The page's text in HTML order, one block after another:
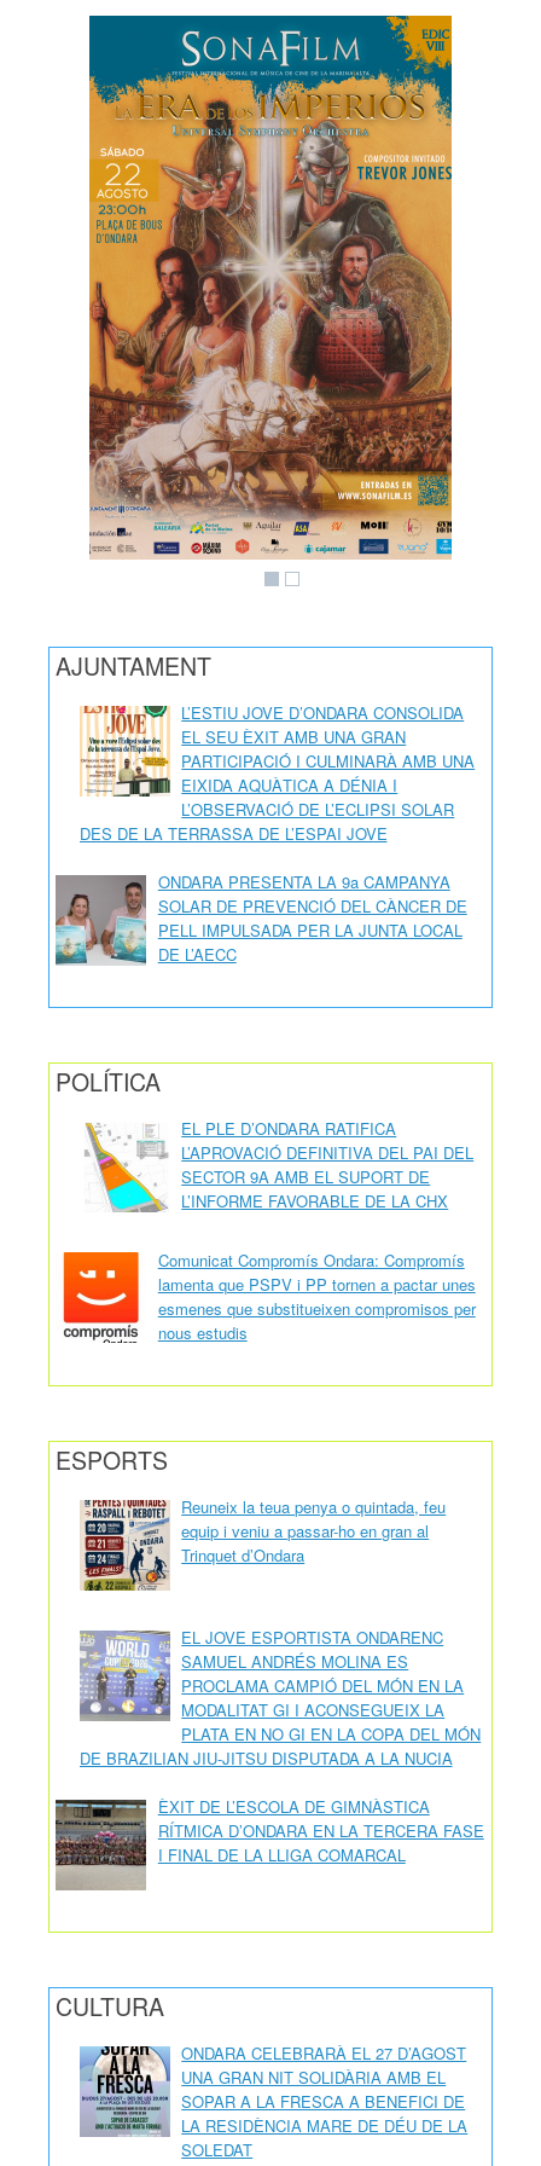
AJUNTAMENT
L’ESTIU JOVE D’ONDARA CONSOLIDA
EL SEU ÈXIT AMB UNA GRAN
PARTICIPACIÓ I CULMINARÀ AMB UNA
EIXIDA AQUÀTICA A DÉNIA I
L’OBSERVACIÓ DE L’ECLIPSI SOLAR
DES DE LA TERRASSA DE L’ESPAI JOVE
ONDARA PRESENTA LA 9a CAMPANYA
SOLAR DE PREVENCIÓ DEL CÀNCER DE
PELL IMPULSADA PER LA JUNTA LOCAL
DE L’AECC
POLÍTICA
EL PLE D’ONDARA RATIFICA
L’APROVACIÓ DEFINITIVA DEL PAI DEL
SECTOR 9A AMB EL SUPORT DE
L’INFORME FAVORABLE DE LA CHX
Comunicat Compromís Ondara: Compromís
lamenta que PSPV i PP tornen a pactar unes
esmenes que substitueixen compromisos per
nous estudis
ESPORTS
Reuneix la teua penya o quintada, feu
equip i veniu a passar-ho en gran al
Trinquet d’Ondara
EL JOVE ESPORTISTA ONDARENC
SAMUEL ANDRÉS MOLINA ES
PROCLAMA CAMPIÓ DEL MÓN EN LA
MODALITAT GI I ACONSEGUEIX LA
PLATA EN NO GI EN LA COPA DEL MÓN
DE BRAZILIAN JIU-JITSU DISPUTADA A LA NUCIA
ÈXIT DE L’ESCOLA DE GIMNÀSTICA
RÍTMICA D’ONDARA EN LA TERCERA FASE
I FINAL DE LA LLIGA COMARCAL
CULTURA
ONDARA CELEBRARÀ EL 27 D’AGOST
UNA GRAN NIT SOLIDÀRIA AMB EL
SOPAR A LA FRESCA A BENEFICI DE
LA RESIDÈNCIA MARE DE DÉU DE LA
SOLEDAT